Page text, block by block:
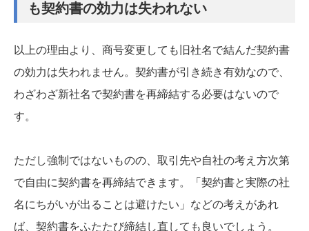
も契約書の効力は失われない
以上の理由より、商号変更しても旧社名で結んだ契約書
の効力は失われません。契約書が引き続き有効なので、
わざわざ新社名で契約書を再締結する必要はないので
す。
ただし強制ではないものの、取引先や自社の考え方次第
で自由に契約書を再締結できます。「契約書と実際の社
名にちがいが出ることは避けたい」などの考えがあれ
ば、契約書をふたたび締結し直しても良いでしょう。